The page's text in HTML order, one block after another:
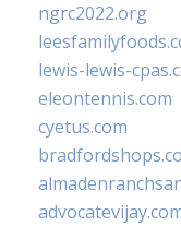
ngrc2022.org
lewis-lewis-
eleontennis.com
cyetus.com